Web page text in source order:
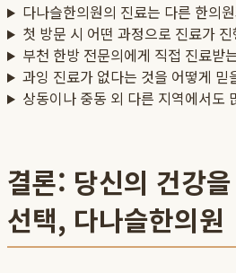
다나슬한의원의 진료는 다른 한의
첫 방문 시 어떤 과정으로 진료가
부천 한방 전문의에게 직접 진료받
과잉 진료가 없다는 것을 어떻게 믿
상동이나 중동 외 다른 지역에서도
결론: 당신의 건강
선택, 다나슬한의원